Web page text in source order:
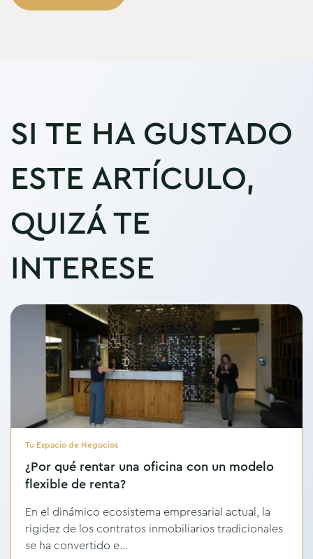
SI TE HA GUSTADO
ESTE ARTÍCULO,
QUIZÁ TE
INTERESE
Tu Espacio de Negocios
¿Por qué rentar una oficina con un modelo
flexible de renta?
En el dinámico ecosistema empresarial actual, la
rigidez de los contratos inmobiliarios tradicionales
se ha convertido e...